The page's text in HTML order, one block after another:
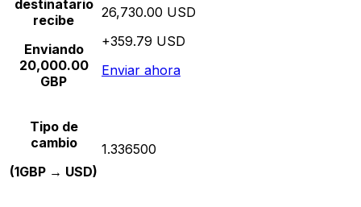
destinatario
recibe
Enviando
20,000.00
GBP
26,730.00 USD
+359.79 USD
Enviar ahora
Tipo de
cambio
(1GBP → USD)
1.336500